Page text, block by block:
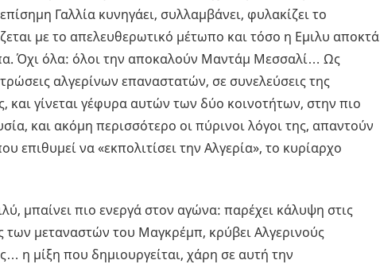
Γαλλία κυνηγάει, συλλαμβάνει, φυλακίζει το
με το απελευθερωτικό μέτωπο και τόσο η Εμιλυ αποκτά
Όχι όλα: όλοι την αποκαλούν Μαντάμ Μεσσαλί… Ως
αλγερίνων επαναστατών, σε συνελεύσεις της
και γίνεται γέφυρα αυτών των δύο κοινοτήτων, στην πιο
και ακόμη περισσότερο οι πύρινοι λόγοι της, απαντούν
επιθυμεί να «εκπολιτίσει την Αλγερία», το κυρίαρχο
μπαίνει πιο ενεργά στον αγώνα: παρέχει κάλυψη στις
μεταναστών του Μαγκρέμπ, κρύβει Αλγερινούς
η μίξη που δημιουργείται, χάρη σε αυτή την